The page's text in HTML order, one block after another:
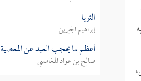
الثريا
إبراهيم الجبرين
أعظم ما يحجب العبد عن المعصية
صالح بن عواد المغامسي